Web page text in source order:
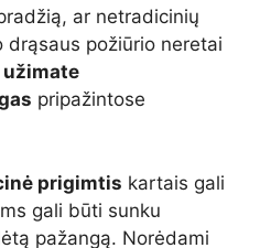
ar netradicinių
drąsaus požiūrio neretai
užimate
pripažintose
prigimtis kartais gali
gali būti sunku
pažangą. Norėdami